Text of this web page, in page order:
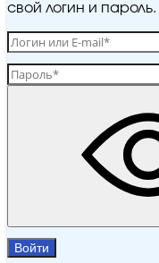
свой логин и пароль.
Войти